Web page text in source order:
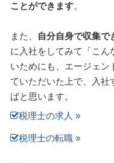
ことができます。
また、 自分自身で収集で
に入社をしてみて「こん
いためにも、エージェン
ていただいた上で、入社
ばと思います。
税理士の求人 »
税理士の転職 »